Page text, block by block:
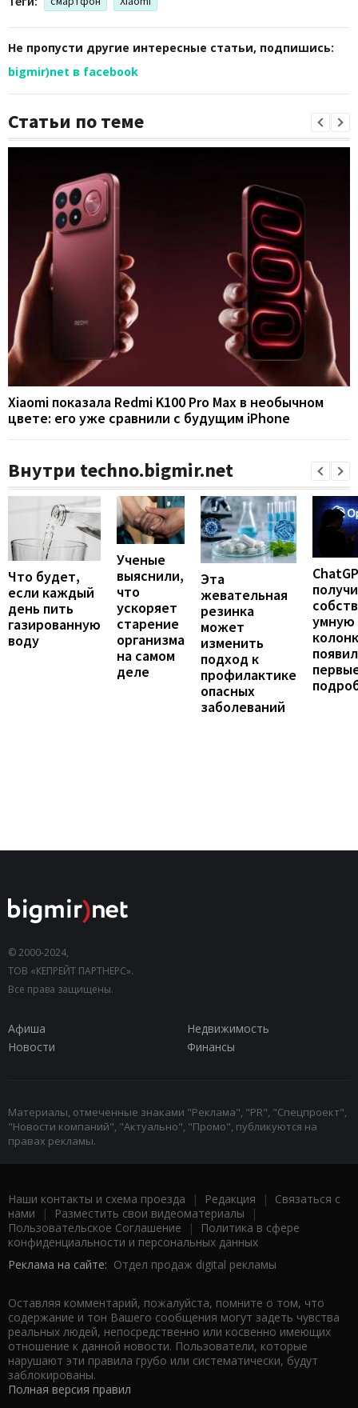
Не пропусти другие интересные статьи, подпишись:
bigmir)net в facebook
Статьи по теме
Xiaomi показала Redmi K100 Pro Max в необычном
цвете: его уже сравнили с будущим iPhone
Внутри techno.bigmir.net
Что будет,
если каждый
день пить
газированную
воду
Ученые
выяснили,
что
ускоряет
старение
организма
на самом
деле
Эта
жевательная
резинка
может
изменить
подход к
профилактике
опасных
заболеваний
умную
© 2000-2024,
ТОВ «КЕПРЕЙТ ПАРТНЕРС».
Все права защищены.
Афиша
Недвижимость
Новости
Финансы
Материалы, отмеченные знаками "Реклама", "PR", "Спецпроект",
"Новости компаний", "Актуально", "Промо", публикуются на
правах рекламы.
Наши контакты и схема проезда | Редакция | Связаться с
нами | Разместить свои видеоматериалы |
Пользовательское Соглашение |
Политика в сфере
конфиденциальности и персональных данных
Реклама на сайте: Отдел продаж digital рекламы
Оставляя комментарий, пожалуйста, помните о том, что
содержание и тон Вашего сообщения могут задеть чувства
реальных людей, непосредственно или косвенно имеющих
отношение к данной новости. Пользователи, которые
нарушают эти правила грубо или систематически, будут
заблокированы.
Полная версия правил